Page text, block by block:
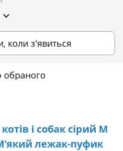
коли з'явиться
обраного
і собак сірий M
лежак-пуфик